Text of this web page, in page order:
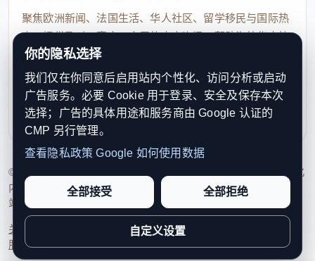
聚焦欧洲新闻、法国生活、华人社区、留学移民与国际热
点，提供及时、真实、实用的中文资讯，帮助海外华人快
速了解欧洲动态。
contact@xinouzhou.com
服务支持、版权与合作：工作日优先处理站务、投稿与权
利通知
© 2026 新欧洲·欧洲头条. All Rights Reserved. 本网站持续优化
内容透明度、联系方式与用户权利说明，以提升品牌信任感和
站点完整度。
关于我们 编辑规范日期归档隐私政策
服务条款联系我们
你的隐私选择
我们仅在你同意后启用站内个性化、访问分析或启动
广告服务。必要 Cookie 用于登录、安全及保存本次
选择；广告的具体用途和服务商由 Google 认证的
CMP 另行管理。
查看隐私政策 Google 如何使用数据
全部接受 全部拒绝
自定义设置